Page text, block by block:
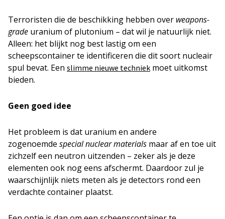
Terroristen die de beschikking hebben over weapons-
grade uranium of plutonium – dat wil je natuurlijk niet.
Alleen: het blijkt nog best lastig om een
scheepscontainer te identificeren die dit soort nucleair
spul bevat. Een slimme nieuwe techniek moet uitkomst
bieden.
Geen goed idee
Het probleem is dat uranium en andere
zogenoemde special nuclear materials maar af en toe uit
zichzelf een neutron uitzenden – zeker als je deze
elementen ook nog eens afschermt. Daardoor zul je
waarschijnlijk niets meten als je detectors rond een
verdachte container plaatst.